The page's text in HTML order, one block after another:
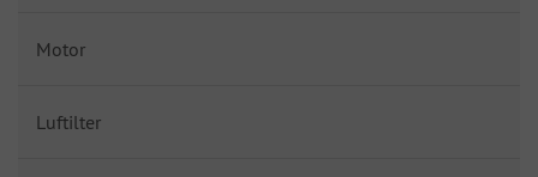
Motor
Luftilter